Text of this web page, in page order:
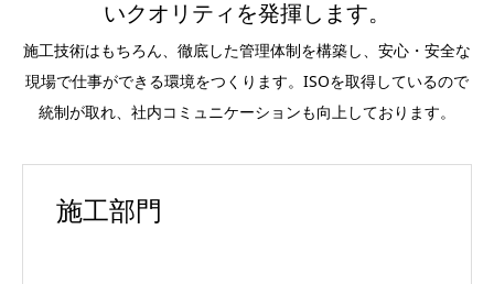
いクオリティを発揮します。
施工技術はもちろん、徹底した管理体制を構築し、安心・安全な
現場で仕事ができる環境をつくります。ISOを取得しているので
統制が取れ、社内コミュニケーションも向上しております。
施工部門